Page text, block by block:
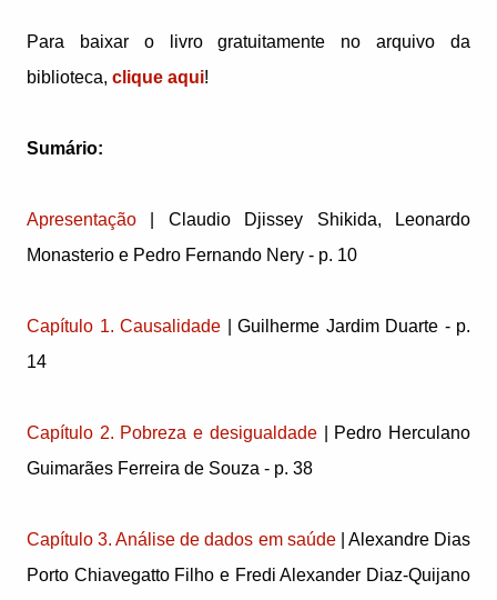
Para baixar o livro gratuitamente no arquivo da
biblioteca, clique aqui!
Sumário:
Apresentação | Claudio Djissey Shikida, Leonardo
Monasterio e Pedro Fernando Nery - p. 10
Capítulo 1. Causalidade | Guilherme Jardim Duarte - p.
14
Capítulo 2. Pobreza e desigualdade| Pedro Herculano
Guimarães Ferreira de Souza - p. 38
Capítulo 3. Análise de dados em saúde| Alexandre Dias
Porto Chiavegatto Filho e Fredi Alexander Diaz-Quijano